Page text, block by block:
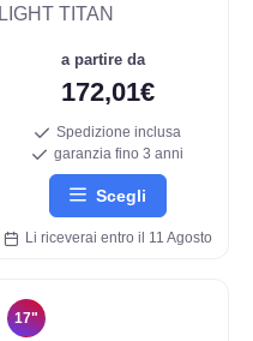
LIGHT TITAN
a partire da
172,01€
Spedizione inclusa
garanzia fino 3 anni
Scegli
Li riceverai entro il 11 Agosto
17"